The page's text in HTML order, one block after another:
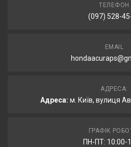
ТЕЛЕФОН
(097) 528-
EMAIL
АДРЕСА:
Адреса: м. Київ, вулиця
ГРАФІК
ПН-ПТ: 10:00-